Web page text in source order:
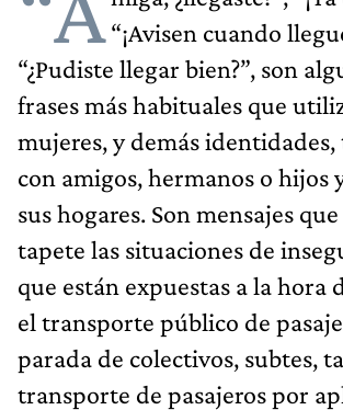
“¡Avisen cuando
“¿Pudiste llegar bien?”, son
frases más habituales que
mujeres, y demás identidades,
con amigos, hermanos o hijos
sus hogares. Son mensajes
tapete las situaciones de
que están expuestas a la hora
el transporte público de
parada de colectivos, subtes,
transporte de pasajeros por